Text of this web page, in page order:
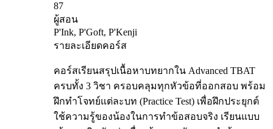
87
ผู้สอน
P'Ink, P'Goft, P'Kenji
รายละเอียดคอร์ส
คอร์สเรียนสรุปเนื้อหาบทยากใน Advanced TBAT
ครบทั้ง 3 วิชา ครอบคลุมทุกหัวข้อที่ออกสอบ พร้อม
ฝึกทำโจทย์แต่ละบท (Practice Test) เพื่อฝึกประยุกต์
ใช้ความรู้ของน้องในการทำข้อสอบจริง เรียนแบบ